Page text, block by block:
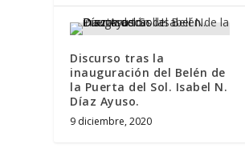
Discurso tras la
inauguración del Belén de
la Puerta del Sol. Isabel N.
Díaz Ayuso.
9 diciembre, 2020